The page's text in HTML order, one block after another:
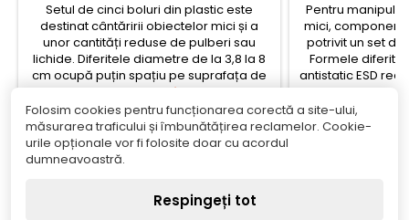
Setul de cinci boluri din plastic este
destinat cântăririi obiectelor mici și a
unor cantități reduse de pulberi sau
lichide. Diferitele diametre de la 3,8 la 8
cm ocupă puțin spațiu pe suprafața de
cântărire și permit alegerea bolului în
funcție de cantitatea de material, astfel
încât conținutul să încapă lejer în
interior.check_circleTip: set de boluri...
30,19 lei
 Adauga in cos

Pentru
mici,
potrivit un set de
Formele diferite
antistatic ESD
de protecție

Folosim cookies pentru funcționarea corectă a site-ului,
măsurarea traficului și îmbunătățirea reclamelor. Cookie-
urile opționale vor fi folosite doar cu acordul
dumneavoastră.
Respingeți tot